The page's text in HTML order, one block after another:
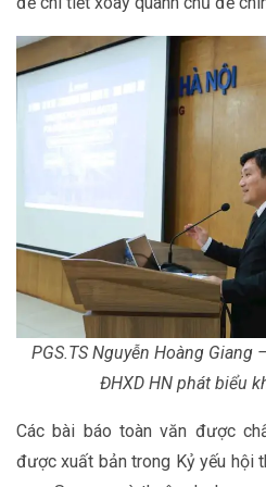
PGS.TS Nguyễn Hoàng
ĐHXD HN phát biểu
Các bài báo toàn văn được
được xuất bản trong Kỷ yếu hội